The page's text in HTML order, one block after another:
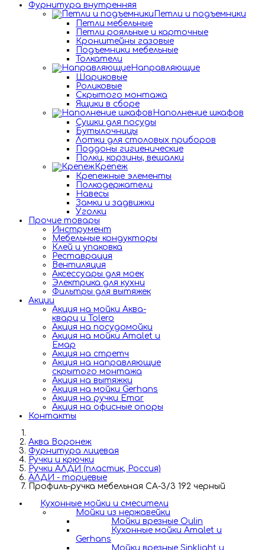
Фурнитура внутренняя
Петли и подъемники
Петли мебельные
Петли рояльные и карточные
Кронштейны газовые
Подъемники мебельные
Толкатели
Направляющие
Шариковые
Роликовые
Скрытого монтажа
Ящики в сборе
Наполнение шкафов
Сушки для посуды
Бутылочницы
Лотки для столовых приборов
Поддоны гигиенические
Полки, корзины, вешалки
Крепеж
Крепежные элементы
Полкодержатели
Навесы
Замки и задвижки
Уголки
Прочие товары
Инструмент
Мебельные кондукторы
Клей и упаковка
Реставрация
Вентиляция
Аксессуары для моек
Электрика для кухни
Фильтры для вытяжек
Акции
Акция на мойки Аква-
кварц и Tolero
Акция на посудомойки
Акция на мойки Amalet и
Емар
Акция на стретч
Акция на направляющие
скрытого монтажа
Акция на вытяжки
Акция на мойки Gerhans
Акция на ручки Emar
Акция на офисные опоры
Контакты
Аква Воронеж
Фурнитура лицевая
Ручки и крючки
Ручки АЛДИ (пластик, Россия)
АЛДИ - торцевые
Профиль-ручка мебельная СА-3/3 192 черный
Кухонные мойки и смесители
Мойки из нержавейки
Мойки врезные Oulin
Кухонные мойки Amalet и
Gerhans
Мойки врезные Sinklight и